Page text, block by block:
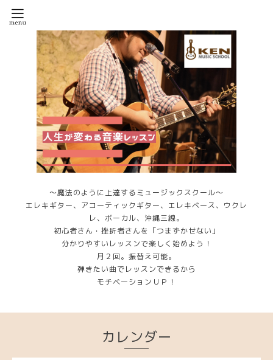
～魔法のように上達するミュージックスクール～
エレキギター、アコーティックギター、エレキベース、ウクレ
レ、ボーカル、沖縄三線。
初心者さん・挫折者さんを「つまずかせない」
分かりやすいレッスンで楽しく始めよう！
月２回。振替え可能。
弾きたい曲でレッスンできるから
モチベーションＵＰ！
カレンダー